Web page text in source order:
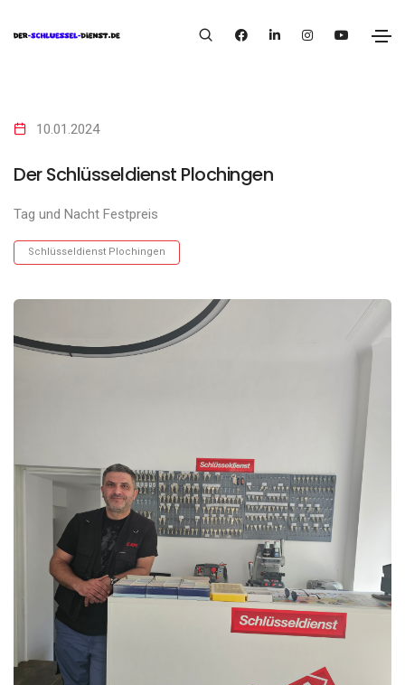
10.01.2024
Der Schlüsseldienst Plochingen
Tag und Nacht Festpreis
Schlüsseldienst Plochingen